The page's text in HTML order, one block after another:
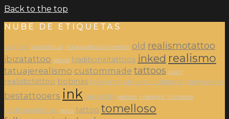
Back to the top
NUBE DE ETIQUETAS
daimiel zurichtattoo malagatattooconvention old realismotattoo
ibizatattoo sevilla traditionaltattoos inked realismo
tatuajerealismo custommade tattoos spain
realistictattoo bobinas followme tatuajeciudadreal tradworkers
bestattooers ink berlincity realism inkedgirls inkmaster
traditionaltattoo eeuu tattoo tomelloso